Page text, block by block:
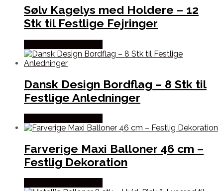
Sølv Kagelys med Holdere – 12
Stk til Festlige Fejringer
Dansk Design Bordflag – 8 Stk til
Festlige Anledninger
Farverige Maxi Balloner 46 cm –
Festlig Dekoration